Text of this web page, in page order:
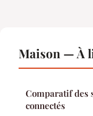
Maison — À
Comparatif des
connectés